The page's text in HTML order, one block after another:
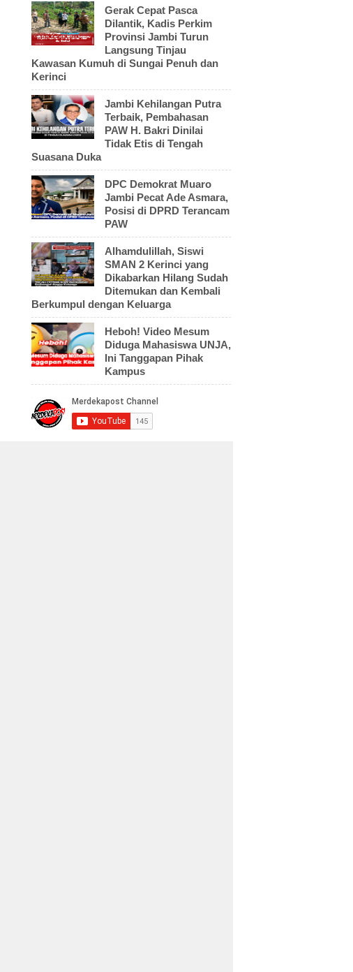
Gerak Cepat Pasca
Dilantik, Kadis Perkim
Provinsi Jambi Turun
Langsung Tinjau
Kawasan Kumuh di Sungai Penuh dan
Kerinci
Jambi Kehilangan Putra
Terbaik, Pembahasan
PAW H. Bakri Dinilai
Tidak Etis di Tengah
Suasana Duka
DPC Demokrat Muaro
Jambi Pecat Ade Asmara,
Posisi di DPRD Terancam
PAW
Alhamdulillah, Siswi
SMAN 2 Kerinci yang
Dikabarkan Hilang Sudah
Ditemukan dan Kembali
Berkumpul dengan Keluarga
Heboh! Video Mesum
Diduga Mahasiswa UNJA,
Ini Tanggapan Pihak
Kampus